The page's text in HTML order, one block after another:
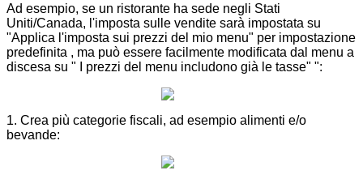
Ad esempio, se un ristorante ha sede negli Stati
Uniti/Canada, l'imposta sulle vendite sarà impostata su
"Applica l'imposta sui prezzi del mio menu" per impostazione
predefinita , ma può essere facilmente modificata dal menu a
discesa su "
I prezzi del menu includono già le tasse" ":
1. Crea più categorie fiscali, ad esempio alimenti e/o
bevande: